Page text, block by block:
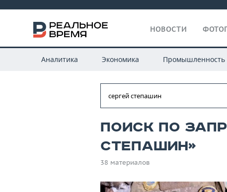
НОВОСТИ
Аналитика Экономика Промышленность
Поиск по
степашин»
38 материалов